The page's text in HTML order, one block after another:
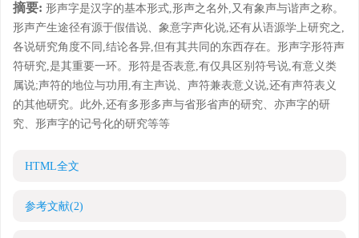
摘要: 形声字是汉字的基本形式,形声之名外,又有象声与谐声之称。
形声产生途径有源于假借说、象意字声化说,还有从语源学上研究之,
各说研究角度不同,结论各异,但有其共同的东西存在。形声字形符声
符研究,是其重要一环。形符是否表意,有仅具区别符号说,有意义类
属说;声符的地位与功用,有主声说、声符兼表意义说,还有声符表义
的其他研究。此外,还有多形多声与省形省声的研究、亦声字的研
究、形声字的记号化的研究等等
HTML全文
参考文献(2)